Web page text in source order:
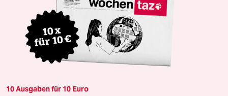
10 Ausgaben für 10 Euro